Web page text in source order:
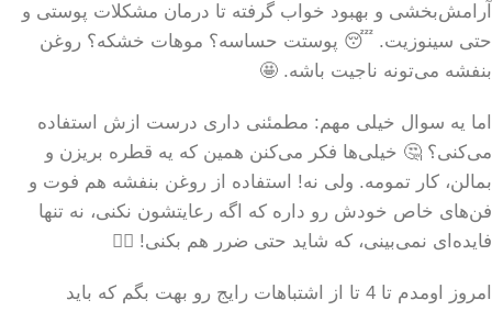
آرامش‌بخشی و بهبود خواب گرفته تا درمان مشکلات پوستی و
حتی سینوزیت. 😴 پوستت حساسه؟ موهات خشکه؟ روغن
بنفشه می‌تونه ناجیت باشه. 🤩
اما یه سوال خیلی مهم: مطمئنی داری درست ازش استفاده
می‌کنی؟ 🤔 خیلی‌ها فکر می‌کنن همین که یه قطره بریزن و
بمالن، کار تمومه. ولی نه! استفاده از روغن بنفشه هم فوت و
فن‌های خاص خودش رو داره که اگه رعایتشون نکنی، نه تنها
فایده‌ای نمی‌بینی، که شاید حتی ضرر هم بکنی! 🤦‍♀️
امروز اومدم تا 4 تا از اشتباهات رایج رو بهت بگم که باید